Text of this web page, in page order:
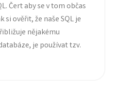
Čert aby se v tom občas
si ověřit, že naše SQL je
nějakému
je používat tzv.